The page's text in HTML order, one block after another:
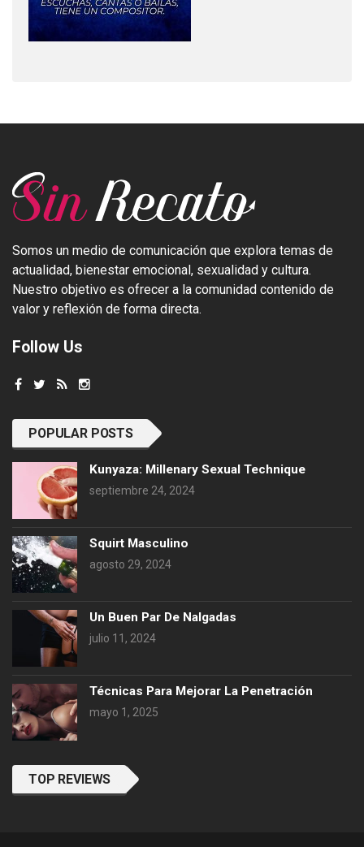
Somos un medio de comunicación que explora temas de
actualidad, bienestar emocional, sexualidad y cultura.
Nuestro objetivo es ofrecer a la comunidad contenido de
valor y reflexión de forma directa.
Follow Us
POPULAR POSTS
Kunyaza: Millenary Sexual Technique
septiembre 24, 2024
Squirt Masculino
agosto 29, 2024
Un Buen Par De Nalgadas
julio 11, 2024
Técnicas Para Mejorar La Penetración
mayo 1, 2025
TOP REVIEWS